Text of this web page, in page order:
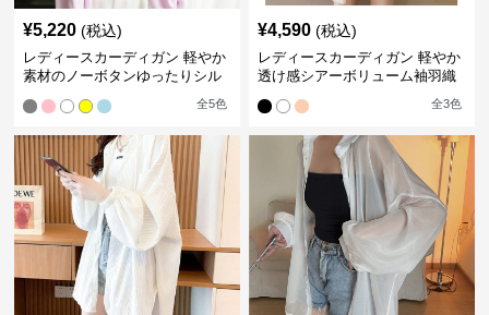
¥5,220 (税込)
レディースカーディガン 軽やか
素材のノーボタンゆったりシル
全5色
¥4,590 (税込)
レディースカーディガン 軽やか
透け感シアーボリューム袖羽織
全3色